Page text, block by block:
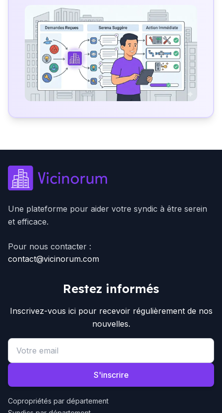
Une plateforme pour aider votre syndic à être serein
et efficace.
Pour nous contacter :
contact@vicinorum.com
Restez informés
Inscrivez-vous ici pour recevoir régulièrement de nos
nouvelles.
Email address
S'inscrire
Copropriétés par département